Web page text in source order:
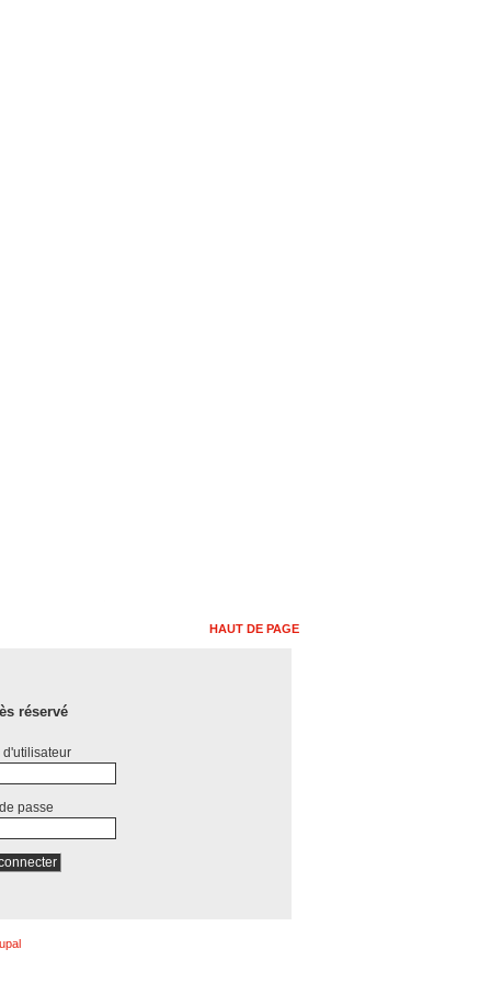
HAUT DE PAGE
réservé
d'utilisateur
passe